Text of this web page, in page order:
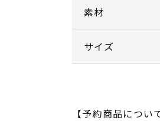
素材
サイズ
【予約商品につい